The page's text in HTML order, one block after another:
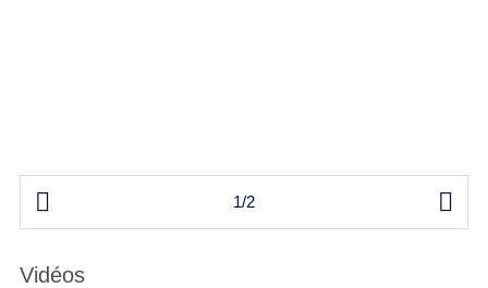
 1/2 
Vidéos